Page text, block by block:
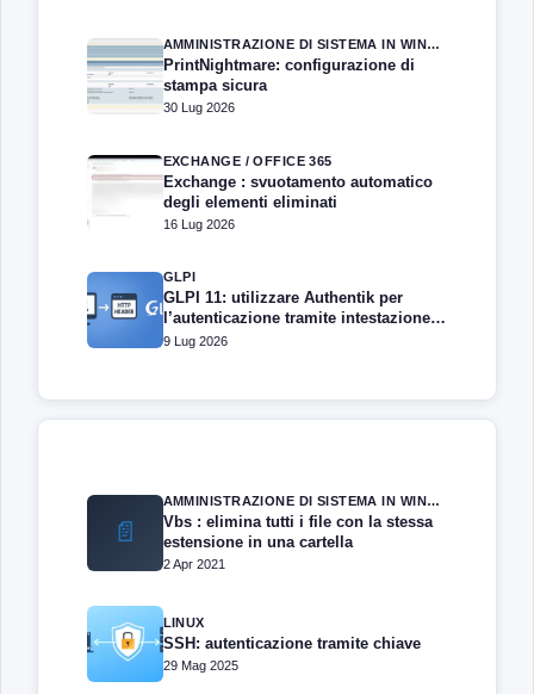
AMMINISTRAZIONE DI SISTEMA IN WINDOWS SERVER
PrintNightmare: configurazione di
stampa sicura
30 Lug 2026
EXCHANGE / OFFICE 365
Exchange : svuotamento automatico
degli elementi eliminati
16 Lug 2026
GLPI
GLPI 11: utilizzare Authentik per
l’autenticazione tramite intestazione
HTTP
9 Lug 2026
📄
AMMINISTRAZIONE DI SISTEMA IN WINDOWS SERVER
Vbs : elimina tutti i file con la stessa
estensione in una cartella
2 Apr 2021
LINUX
SSH: autenticazione tramite chiave
29 Mag 2025